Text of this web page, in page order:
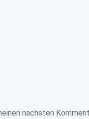
nächsten